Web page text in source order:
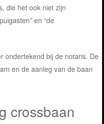
die het ook niet zijn
en “de
ondertekend bij de notaris. De
en de aanleg van de baan
crossbaan